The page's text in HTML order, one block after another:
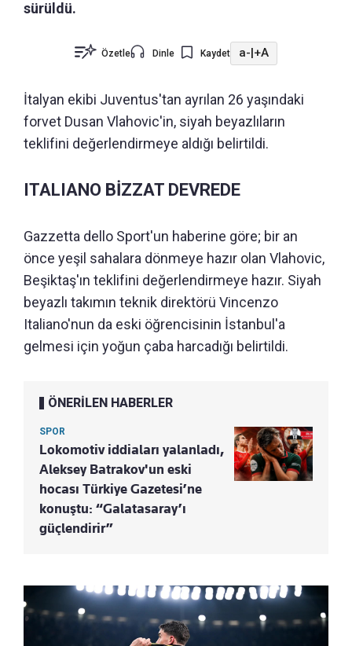
sürüldü.
Özetle Dinle Kaydet a- +A
İtalyan ekibi Juventus'tan ayrılan 26 yaşındaki
forvet Dusan Vlahovic'in, siyah beyazlıların
teklifini değerlendirmeye aldığı belirtildi.
ITALIANO BİZZAT DEVREDE
Gazzetta dello Sport'un haberine göre; bir an
önce yeşil sahalara dönmeye hazır olan Vlahovic,
Beşiktaş'ın teklifini değerlendirmeye hazır. Siyah
beyazlı takımın teknik direktörü Vincenzo
Italiano'nun da eski öğrencisinin İstanbul'a
gelmesi için yoğun çaba harcadığı belirtildi.
ÖNERİLEN HABERLER
SPOR
Lokomotiv iddiaları yalanladı,
Aleksey Batrakov'un eski
hocası Türkiye Gazetesi’ne
konuştu: “Galatasaray’ı
güçlendirir”